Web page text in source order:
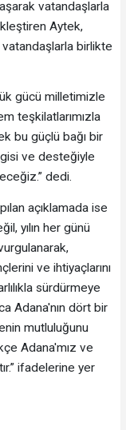
vatandaşlarla
Aytek,
vatandaşlarla birlikte
gücü milletimizle
teşkilatlarımızla
bu güçlü bağı bir
ve desteğiyle
dedi.
açıklamada ise
yılın her günü
ve ihtiyaçlarını
sürdürmeye
Adana'nın dört bir
mutluluğunu
Adana'mız ve
ifadelerine yer